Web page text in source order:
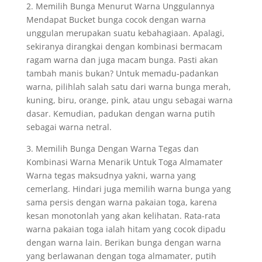
2. Memilih Bunga Menurut Warna Unggulannya
Mendapat Bucket bunga cocok dengan warna
unggulan merupakan suatu kebahagiaan. Apalagi,
sekiranya dirangkai dengan kombinasi bermacam
ragam warna dan juga macam bunga. Pasti akan
tambah manis bukan? Untuk memadu-padankan
warna, pilihlah salah satu dari warna bunga merah,
kuning, biru, orange, pink, atau ungu sebagai warna
dasar. Kemudian, padukan dengan warna putih
sebagai warna netral.
3. Memilih Bunga Dengan Warna Tegas dan
Kombinasi Warna Menarik Untuk Toga Almamater
Warna tegas maksudnya yakni, warna yang
cemerlang. Hindari juga memilih warna bunga yang
sama persis dengan warna pakaian toga, karena
kesan monotonlah yang akan kelihatan. Rata-rata
warna pakaian toga ialah hitam yang cocok dipadu
dengan warna lain. Berikan bunga dengan warna
yang berlawanan dengan toga almamater, putih